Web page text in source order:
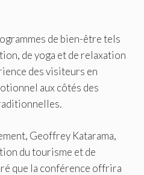
de bien-être tels
de yoga et de relaxation
des visiteurs en
aux côtés des
Geoffrey Katarama,
du tourisme et de
que la conférence offrira